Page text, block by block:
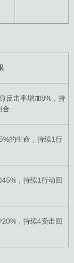
反击率增加8%，持
合
的生命，持续1行
，持续1行动回
，持续4受击回